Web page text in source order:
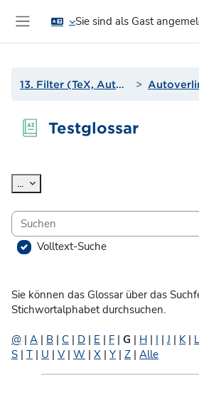
Sie sind als Gast
13. Filter (TeX, Autoverlinkungen und mehr)
Testglossar
... Einträge exportieren
Suchen
Volltext-Suche
Sie können das Glossar über das
Stichwortalphabet durchsuchen.
@ | A | B | C | D | E | F | G | H | I |J | K| L
S | T | U | V| W | X | Y | Z | Alle